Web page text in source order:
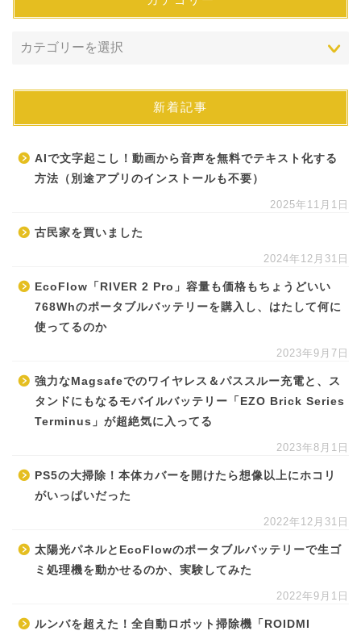
新着記事
AIで文字起こし！動画から音声を無料でテキスト化する
方法（別途アプリのインストールも不要）
2025年11月1日
古民家を買いました
2024年12月31日
EcoFlow「RIVER 2 Pro」容量も価格もちょうどいい
768Whのポータブルバッテリーを購入し、はたして何に
使ってるのか
2023年9月7日
強力なMagsafeでのワイヤレス＆パススルー充電と、ス
タンドにもなるモバイルバッテリー「EZO Brick Series
Terminus」が超絶気に入ってる
2023年8月1日
PS5の大掃除！本体カバーを開けたら想像以上にホコリ
がいっぱいだった
2022年12月31日
太陽光パネルとEcoFlowのポータブルバッテリーで生ゴ
ミ処理機を動かせるのか、実験してみた
2022年9月1日
ルンバを超えた！全自動ロボット掃除機「ROIDMI